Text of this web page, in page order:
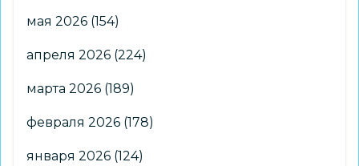
мая 2026 (154)
апреля 2026 (224)
марта 2026 (189)
февраля 2026 (178)
января 2026 (124)